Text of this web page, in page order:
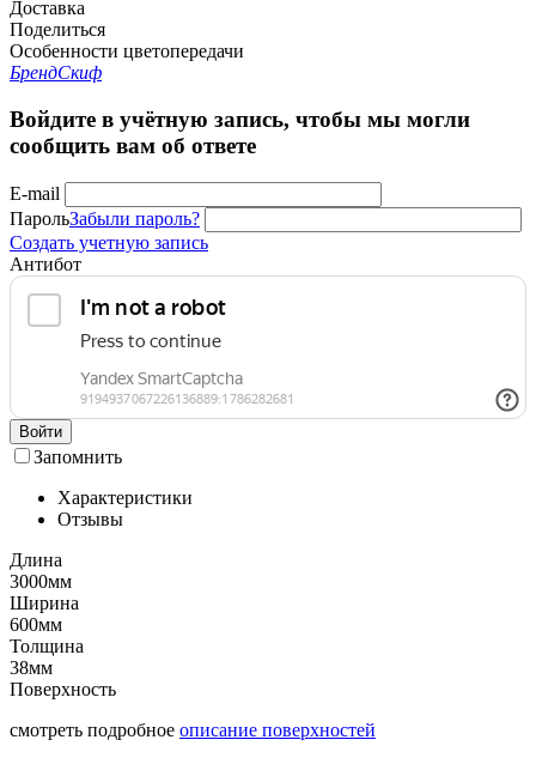
Доставка
Поделиться
Особенности цветопередачи
БрендСкиф
Войдите в учётную запись, чтобы мы могли
сообщить вам об ответе
E-mail
ПарольЗабыли пароль?
Создать учетную запись
Антибот
Войти
Запомнить
Характеристики
Отзывы
Длина
3000мм
Ширина
600мм
Толщина
38мм
Поверхность
смотреть подробное описание поверхностей